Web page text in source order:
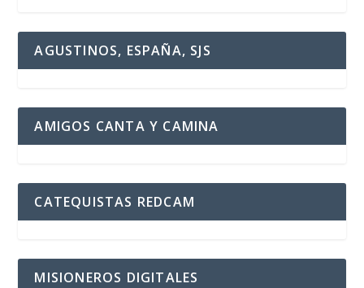
AGUSTINOS, ESPAÑA, SJS
AMIGOS CANTA Y CAMINA
CATEQUISTAS REDCAM
MISIONEROS DIGITALES